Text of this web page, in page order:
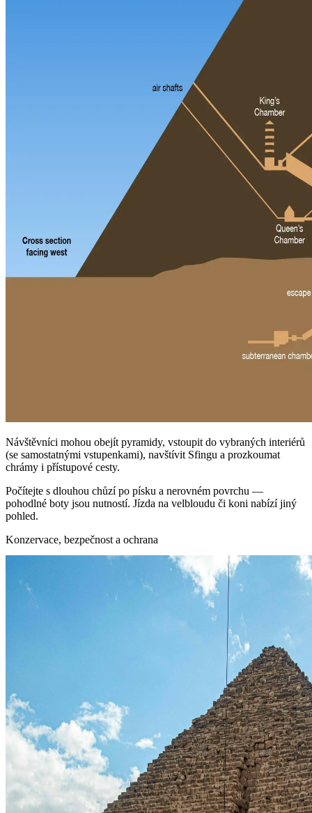
Návštěvníci mohou obejít pyramidy, vstoupit do vybraných interiérů
(se samostatnými vstupenkami), navštívit Sfingu a prozkoumat
chrámy i přístupové cesty.
Počítejte s dlouhou chůzí po písku a nerovném povrchu —
pohodlné boty jsou nutností. Jízda na velbloudu či koni nabízí jiný
pohled.
Konzervace, bezpečnost a ochrana